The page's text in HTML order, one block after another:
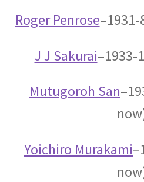
オランダ関係
て幾多の
オリヴァー・ヘ
せた
Roger Penrose–1931-
J J Sakurai–1933-
Mutugoroh San
Yoichiro Murakami